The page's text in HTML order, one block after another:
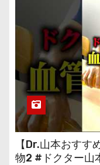
【Dr.山本おす
物2 #ドクター山